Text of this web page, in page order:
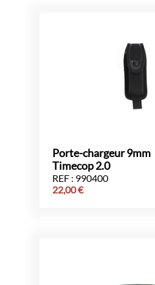
Porte-chargeur 9mm
Timecop 2.0
REF : 990400
22,00€